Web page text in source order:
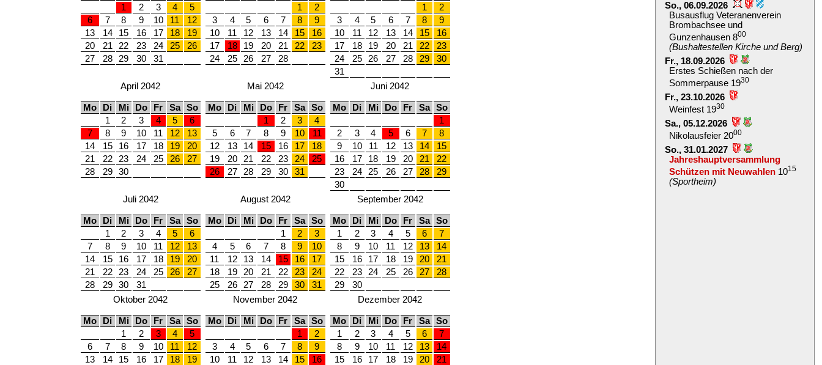
1
2 3 4
5
6
7 8 9 10 11
12
13
14 15 16 17 18
19
20
21 22 23 24 25
26
27
28 29 30 31
1
2
3
4 5 6 7 8
9
10
11 12 13 14 15
16
17
18 19 20 21 22
23
24
25 26 27 28
1
2
3
4 5 6 7 8
9
10
11 12 13 14 15
16
17
18 19 20 21 22
23
24
25 26 27 28 29
30
31
April 2042
Mo Di Mi Do Fr Sa
So
1
2 3 4 5
6
7
8 9 10 11 12
13
14
15 16 17 18 19
20
21
22 23 24 25 26
27
28
29 30
Mai 2042
Mo Di Mi Do Fr Sa
So
1
2 3
4
5
6 7 8 9 10
11
12
13 14 15 16 17
18
19
20 21 22 23 24
25
26
27 28 29 30 31
Juni 2042
Mo Di Mi Do Fr Sa
So
1
2
3 4 5 6 7
8
9
10 11 12 13 14
15
16
17 18 19 20 21
22
23
24 25 26 27 28
29
30
Juli 2042
Mo Di Mi Do Fr Sa
So
1
2 3 4 5
6
7
8 9 10 11 12
13
14
15 16 17 18 19
20
21
22 23 24 25 26
27
28
29 30 31
August 2042
Mo Di Mi Do Fr Sa
So
1
2
3
4
5 6 7 8 9
10
11
12 13 14 15 16
17
18
19 20 21 22 23
24
25
26 27 28 29 30 31
September 2042
Mo Di Mi Do Fr Sa
So
1
2 3 4 5 6
7
8
9 10 11 12 13
14
15
16 17 18 19 20
21
22
23 24 25 26 27
28
29
30
Oktober 2042
Mo Di Mi Do Fr Sa
So
1
2 3 4
5
6
7 8 9 10 11
12
13
14 15 16 17 18 19
November 2042
Mo Di Mi Do Fr Sa
So
1
2
3
4 5 6 7 8
9
10
11 12 13 14 15 16
Dezember 2042
Mo Di Mi Do Fr Sa
So
1
2 3 4 5 6
7
8
9 10 11 12 13
14
15
16 17 18 19 20 21
So., 06.09.2026
Busausflug Veteranenverein
Brombachsee und
Gunzenhausen 800
(Bushaltestellen Kirche und Berg)
Fr., 18.09.2026
Erstes Schießen nach der
Sommerpause 1930
Fr., 23.10.2026
Weinfest 1930
Sa., 05.12.2026
Nikolausfeier 2000
So., 31.01.2027
Jahreshauptversammlung
Schützen mit Neuwahlen1015
(Sportheim)